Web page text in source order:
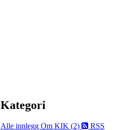
Kategori
Alle innlegg Om KIK (2) RSS